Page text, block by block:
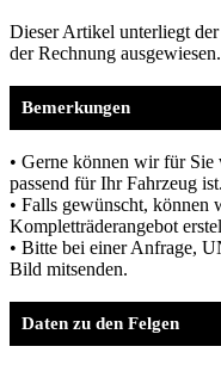
Dieser Artikel unterliegt
der Rechnung ausgewiesen.
Bemerkungen
• Gerne können wir für
passend für Ihr Fahrzeug ist.
• Falls gewünscht,
Kompletträderangebot
• Bitte bei einer Anfrage,
Bild mitsenden.
Daten zu den Felgen